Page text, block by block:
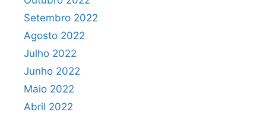
Setembro 2022
Agosto 2022
Julho 2022
Junho 2022
Maio 2022
Abril 2022